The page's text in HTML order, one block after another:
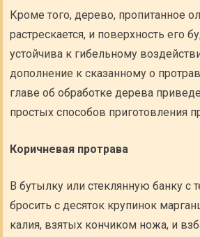
Кроме того, дерево, пропитанное
растрескается, и поверхность его
устойчива к гибельному
дополнение к сказанному о
главе об обработке дерева
простых способов приготовления
Коричневая протрава
В бутылку или стеклянную банку с
бросить с десяток крупинок
калия, взятых кончиком ножа, и